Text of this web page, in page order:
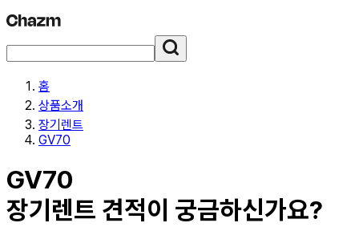
홈
상품소개
장기렌트
GV70
GV70
장기렌트 견적이 궁금하신가요?